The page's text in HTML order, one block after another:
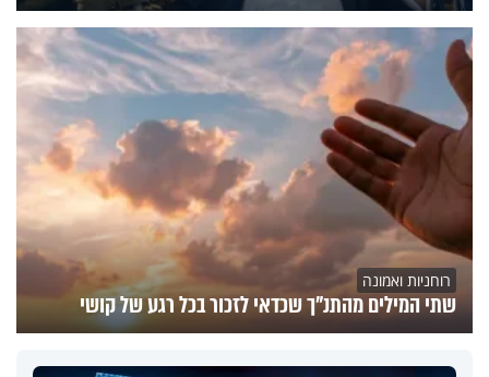
רוחניות ואמונה
שתי המילים מהתנ"ך שכדאי לזכור בכל רגע של קושי